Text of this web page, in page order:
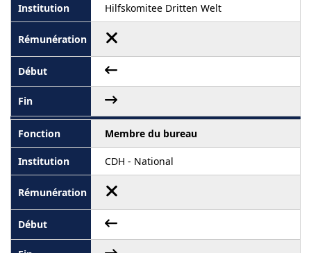
Hilfskomitee Dritten Welt
Membre du bureau
CDH - National